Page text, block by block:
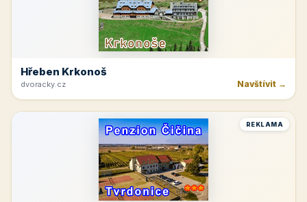
Hřeben Krkonoš
dvoracky.cz Navštívit →
REKLAMA